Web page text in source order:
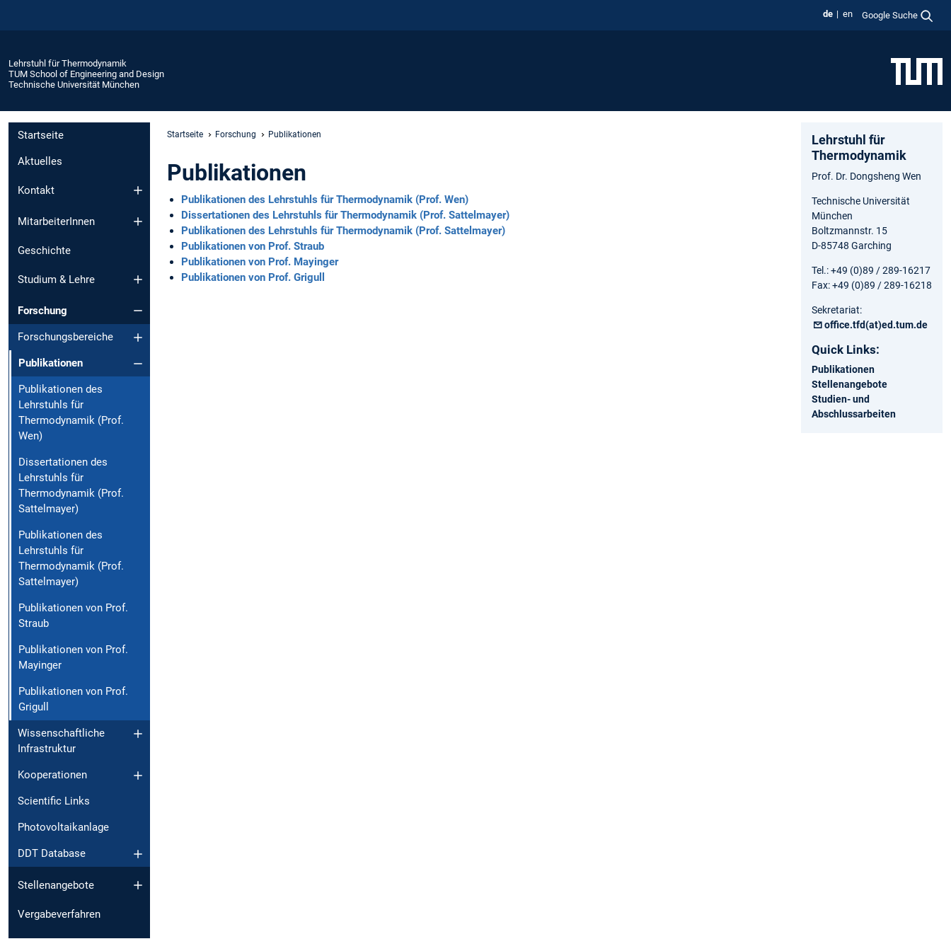
de en Google Suche
Lehrstuhl für Thermodynamik
TUM School of Engineering and Design
Technische Universität München
Startseite
Aktuelles
Kontakt
MitarbeiterInnen
Geschichte
Studium & Lehre
Forschung
Forschungsbereiche
Publikationen
Publikationen des
Lehrstuhls für
Thermodynamik (Prof.
Wen)
Dissertationen des
Lehrstuhls für
Thermodynamik (Prof.
Sattelmayer)
Publikationen des
Lehrstuhls für
Thermodynamik (Prof.
Sattelmayer)
Publikationen von Prof.
Straub
Publikationen von Prof.
Mayinger
Publikationen von Prof.
Grigull
Wissenschaftliche
Infrastruktur
Kooperationen
Scientific Links
Photovoltaikanlage
DDT Database
Stellenangebote
Vergabeverfahren
Startseite Forschung Publikationen
Publikationen
Publikationen des Lehrstuhls für Thermodynamik (Prof. Wen)
Dissertationen des Lehrstuhls für Thermodynamik (Prof. Sattelmayer)
Publikationen des Lehrstuhls für Thermodynamik (Prof. Sattelmayer)
Publikationen von Prof. Straub
Publikationen von Prof. Mayinger
Publikationen von Prof. Grigull
Lehrstuhl für
Thermodynamik
Prof. Dr. Dongsheng Wen
Technische Universität
München
Boltzmannstr. 15
D-85748 Garching
Tel.: +49 (0)89 / 289-16217
Fax: +49 (0)89 / 289-16218
Sekretariat:
office.tfd(at)ed.tum.de
Quick Links:
Publikationen
Stellenangebote
Studien- und
Abschlussarbeiten